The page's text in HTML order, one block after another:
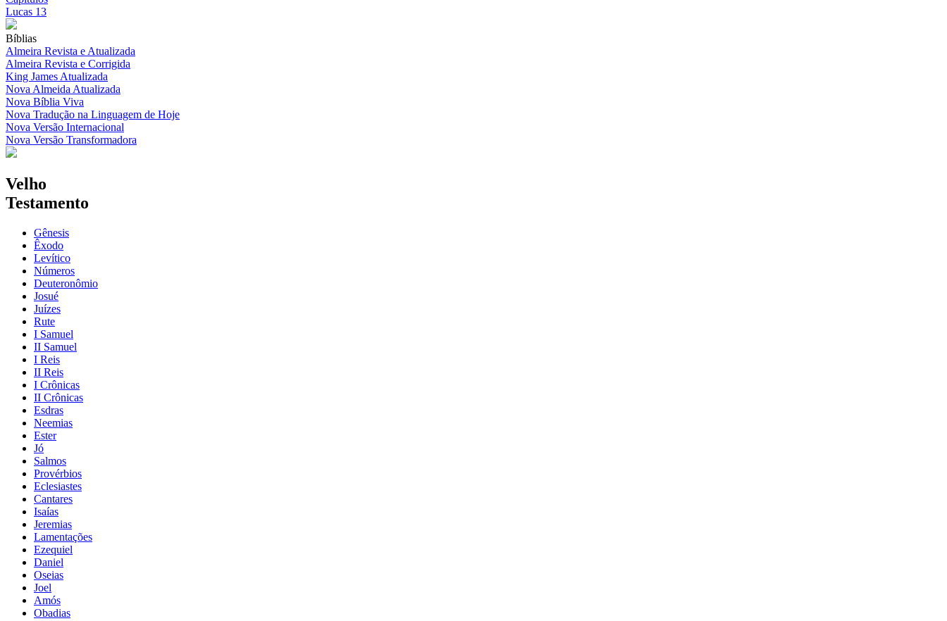
Lucas 13
Bíblias
Almeira Revista e Atualizada
Almeira Revista e Corrigida
King James Atualizada
Nova Almeida Atualizada
Nova Bíblia Viva
Nova Tradução na Linguagem de Hoje
Nova Versão Internacional
Nova Versão Transformadora
Velho
Testamento
Gênesis
Êxodo
Levítico
Números
Deuteronômio
Josué
Juízes
Rute
I Samuel
II Samuel
I Reis
II Reis
I Crônicas
II Crônicas
Esdras
Neemias
Ester
Jó
Salmos
Provérbios
Eclesiastes
Cantares
Isaías
Jeremias
Lamentações
Ezequiel
Daniel
Oseias
Joel
Amós
Obadias